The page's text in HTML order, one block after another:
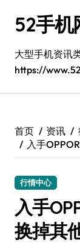
52手机
大型手机资讯
https://
首页 资讯
入手
行情中心
入手
换掉其